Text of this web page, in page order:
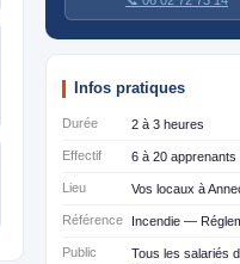
Infos pratiques
Durée 2 à 3 heures
Effectif 6 à 20 apprenants
Lieu Vos locaux à
Référence Incendie —
Public
Tous les salariés